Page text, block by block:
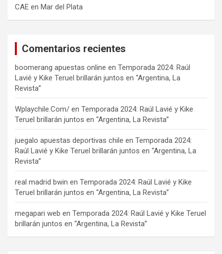
CAE en Mar del Plata
Comentarios recientes
boomerang apuestas online en Temporada 2024: Raúl
Lavié y Kike Teruel brillarán juntos en “Argentina, La
Revista”
Wplaychile.Com/ en Temporada 2024: Raúl Lavié y Kike
Teruel brillarán juntos en “Argentina, La Revista”
juegalo apuestas deportivas chile en Temporada 2024:
Raúl Lavié y Kike Teruel brillarán juntos en “Argentina, La
Revista”
real madrid bwin en Temporada 2024: Raúl Lavié y Kike
Teruel brillarán juntos en “Argentina, La Revista”
megapari web en Temporada 2024: Raúl Lavié y Kike Teruel
brillarán juntos en “Argentina, La Revista”